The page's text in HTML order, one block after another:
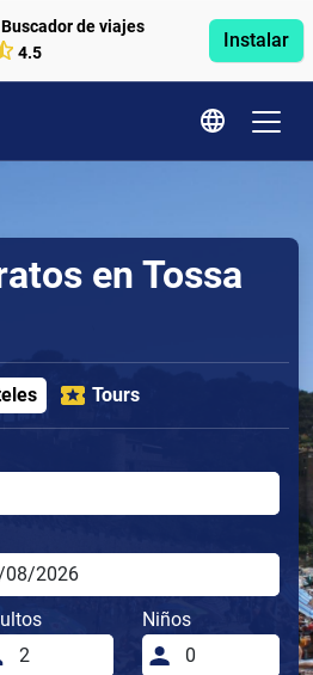
de viajes
4.5
Instalar
en Tossa
Tours
Niños